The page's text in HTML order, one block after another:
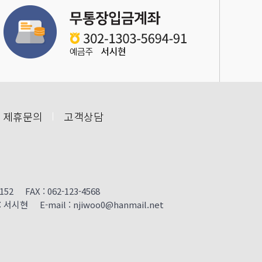
휴문의 고객상담
FAX : 062-123-4568
: 서시현 E-mail : njiwoo0@hanmail.net